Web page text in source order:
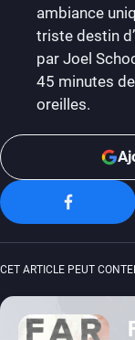
ambiance
triste destin
par Joel
45 minutes
oreilles.
CET ARTICLE PEUT